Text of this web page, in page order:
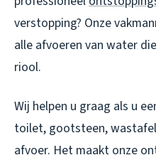
verstopping? Onze
alle afvoeren van water
riool.
Wij helpen u graag als u
toilet, gootsteen,
afvoer. Het maakt onze